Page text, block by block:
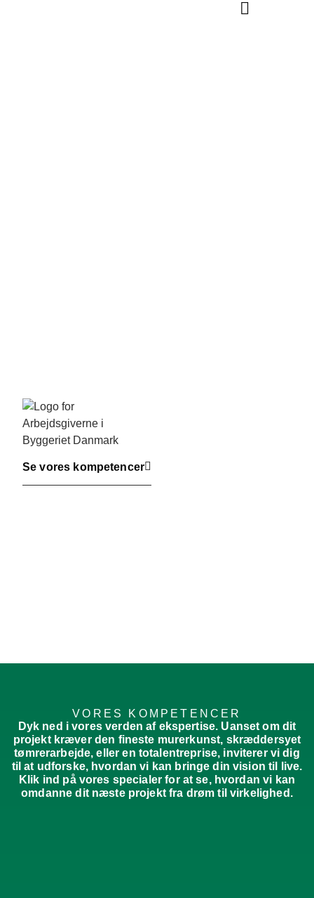
Se vores kompetencer
VORES KOMPETENCER
Dyk ned i vores verden af ekspertise. Uanset om dit
projekt kræver den fineste murerkunst, skræddersyet
tømrerarbejde, eller en totalentreprise, inviterer vi dig
til at udforske, hvordan vi kan bringe din vision til live.
Klik ind på vores specialer for at se, hvordan vi kan
omdanne dit næste projekt fra drøm til virkelighed.